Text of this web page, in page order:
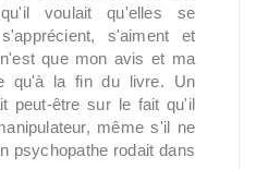
voulait qu'elles se
s'aiment et
que mon avis et ma
qu'à la fin du livre. Un
peut-être sur le fait qu'il
même s'il ne
psychopathe rodait dans